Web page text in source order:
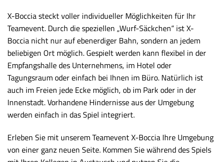
X-Boccia steckt voller individueller Möglichkeiten für Ihr
Teamevent. Durch die speziellen „Wurf-Säckchen“ ist X-
Boccia nicht nur auf ebenerdiger Bahn, sondern an jedem
beliebigen Ort möglich. Gespielt werden kann flexibel in der
Empfangshalle des Unternehmens, im Hotel oder
Tagungsraum oder einfach bei Ihnen im Büro. Natürlich ist
auch im Freien jede Ecke möglich, ob im Park oder in der
Innenstadt. Vorhandene Hindernisse aus der Umgebung
werden einfach in das Spiel integriert.
Erleben Sie mit unserem Teamevent X-Boccia Ihre Umgebung
von einer ganz neuen Seite. Kommen Sie während des Spiels